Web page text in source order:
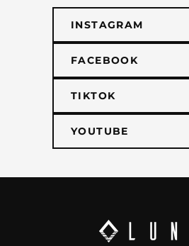
POTWIERDŹ UDZIAŁ
INSTAGRAM
FACEBOOK
TIKTOK
YOUTUBE